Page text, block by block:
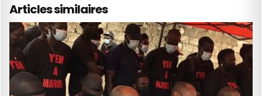
Articles similaires